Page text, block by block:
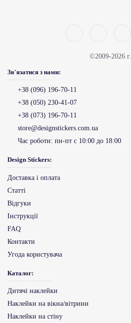
©2009-2026 г.
Зв'язатися з нами:
+38 (096) 196-70-11
+38 (050) 230-41-07
+38 (073) 196-70-11
store@designstickers.com.ua
Час роботи: пн-пт с 10:00 до 18:00
Design Stickers:
Доставка і оплата
Статті
Відгуки
Інструкції
FAQ
Контакти
Угода користувача
Каталог:
Дитячі наклейки
Наклейки на вікна/вітрини
Наклейки на стіну